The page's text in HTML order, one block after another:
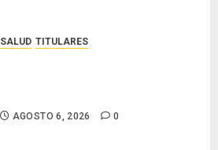
SALUD TITULARES
AGOSTO 6, 2026 0